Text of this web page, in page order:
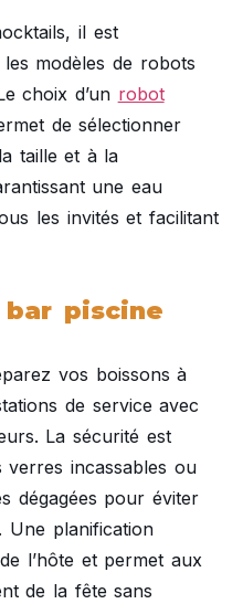
il est
modèles de robots
choix d’un robot
de sélectionner
taille et à la
une eau
les invités et facilitant
piscine
vos boissons à
de service avec
La sécurité est
verres incassables ou
dégagées pour éviter
Une planification
l’hôte et permet aux
de la fête sans